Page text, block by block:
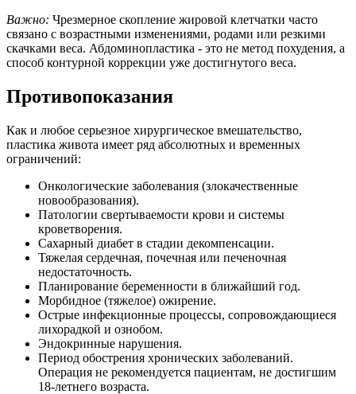
Важно: Чрезмерное скопление жировой клетчатки часто
связано с возрастными изменениями, родами или резкими
скачками веса. Абдоминопластика - это не метод похудения, а
способ контурной коррекции уже достигнутого веса.
Противопоказания
Как и любое серьезное хирургическое вмешательство,
пластика живота имеет ряд абсолютных и временных
ограничений:
Онкологические заболевания (злокачественные
новообразования).
Патологии свертываемости крови и системы
кроветворения.
Сахарный диабет в стадии декомпенсации.
Тяжелая сердечная, почечная или печеночная
недостаточность.
Планирование беременности в ближайший год.
Морбидное (тяжелое) ожирение.
Острые инфекционные процессы, сопровождающиеся
лихорадкой и ознобом.
Эндокринные нарушения.
Период обострения хронических заболеваний.
Операция не рекомендуется пациентам, не достигшим
18-летнего возраста.